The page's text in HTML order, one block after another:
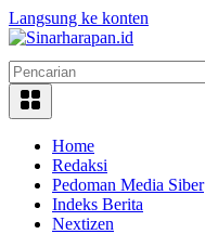
Langsung ke konten
Home
Redaksi
Pedoman Media Siber
Indeks Berita
Nextizen